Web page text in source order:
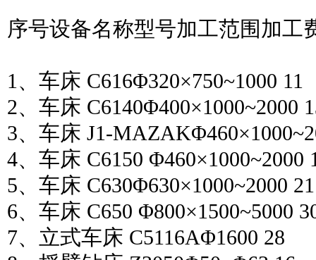
序号设备名称型号加工范围加工
1、车床 C616Φ320×750~1000 11
2、车床 C6140Φ400×1000~2000
3、车床 J1-
4、车床 C6150 Φ460×1000~2000
5、车床 C630Φ630×1000~2000 21
6、车床 C650 Φ800×1500~5000
7、立式车床 C5116AΦ1600 28